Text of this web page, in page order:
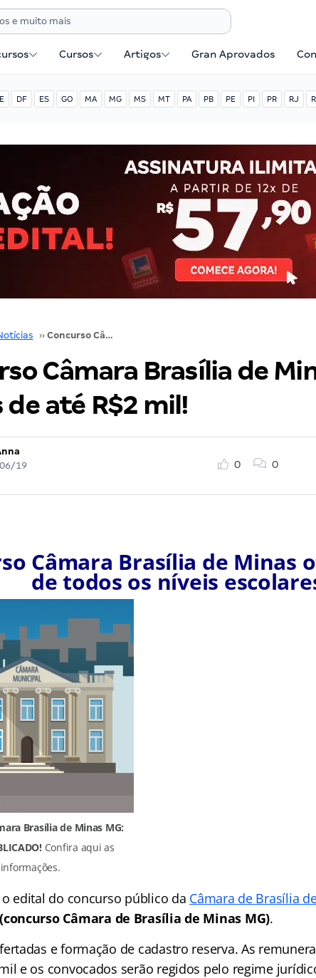
Cursos Artigos Gran Aprovados
DF ES GO MA MG MS MT PA PB PE PI PR RJ
›› Concurso Câmara Brasília de Minas MG: iniciais de até R$2 mil!
Câmara Brasília de
de até R$2 mil!
19
0 0
Câmara Brasília de Minas
de todos os níveis
Brasília de Minas MG:
Confira aqui as
informações.
edital do concurso público da Câmara de Brasília
(concurso Câmara de Brasília de Minas MG).
e formação de cadastro reserva. As
e os convocados serão regidos pelo regime